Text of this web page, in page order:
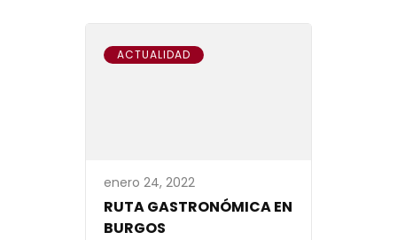
ACTUALIDAD
enero 24, 2022
RUTA GASTRONÓMICA EN
BURGOS